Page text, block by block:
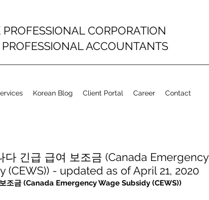
CORPORATION
ACCOUNTANTS
Korean Blog Client Portal Career Contact
다 긴급 급여 보조금 (Canada Emergency
(CEWS)) - updated as of April 21, 2020
조금 (Canada Emergency Wage Subsidy (CEWS))